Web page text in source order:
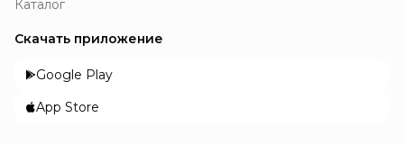
Каталог
Скачать приложение
Google Play
App Store